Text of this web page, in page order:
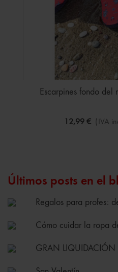
Escarpines fondo del
12,99 € (IVA
Últimos posts en el
Regalos para profes:
Cómo cuidar la ropa
GRAN